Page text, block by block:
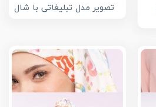
تصویر مدل تبلیغاتی با شال